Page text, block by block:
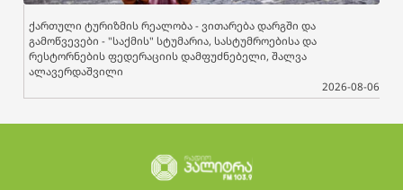
ქართული ტურიზმის რეალობა - ვითარება დარგში და
გამოწვევები - "საქმის" სტუმარია, სასტუმროებისა და
რესტორნების ფედერაციის დამფუძნებელი, შალვა
ალავერდაშვილი
2026-08-06